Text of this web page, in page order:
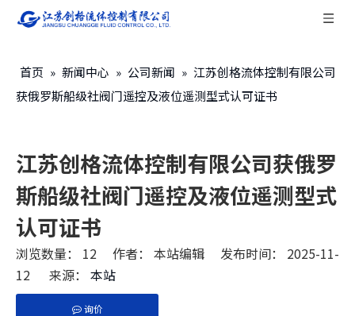
首页 » 新闻中心 » 公司新闻 » 江苏创格流体控制有限公司
获俄罗斯船级社阀门遥控及液位遥测型式认可证书
江苏创格流体控制有限公司获俄罗
斯船级社阀门遥控及液位遥测型式
认可证书
浏览数量： 12 作者： 本站编辑 发布时间： 2025-11-
12 来源： 本站
询价